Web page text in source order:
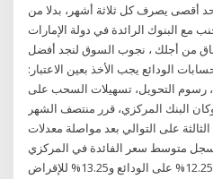
أقصى يصرف كل ثلاثة أشهر، بدلا من
مع البنوك الرائدة في دولة الإمارات
من أجلك ، نجوب السوق لنجد أفضل
الودائع يجب الأخذ بعين الاعتبار:
رسوم التحويل، تسهيلات السحب على
البنك المركزي، قرر منتصف الشهر
1% للمرة الثالثة على التوالي بعد مواصلة معدلات
متوسط سعر الفائدة في المركزي